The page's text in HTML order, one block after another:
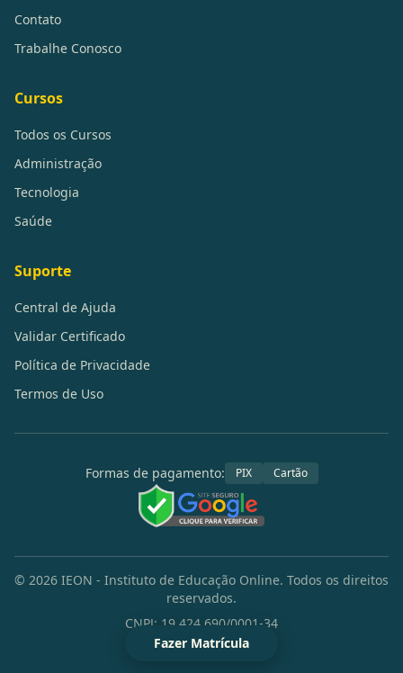
Fazer Matrícula
Contato
Trabalhe Conosco
Cursos
Todos os Cursos
Administração
Tecnologia
Saúde
Suporte
Central de Ajuda
Validar Certificado
Política de Privacidade
Termos de Uso
Formas de pagamento: PIX Cartão
© 2026 IEON - Instituto de Educação Online. Todos os direitos
reservados.
CNPJ: 19.424.690/0001-34